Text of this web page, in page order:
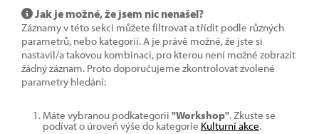
Jak je možné, že jsem nic nenašel?
Záznamy v této sekci můžete filtrovat a třídit podle různých
parametrů, nebo kategorií. A je právě možné, že jste si
nastavil/a takovou kombinaci, pro kterou není možné zobrazit
žádný záznam. Proto doporučujeme zkontrolovat zvolené
parametry hledání:
Máte vybranou podkategorii "Workshop". Zkuste se
podívat o úroveň výše do kategorie Kulturní akce.